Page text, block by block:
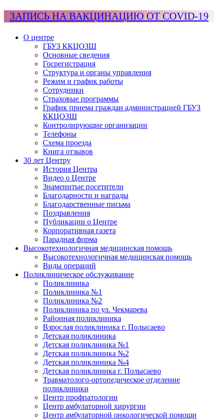
ЗАПИСЬ НА ВАКЦИНАЦИЮ ОТ COVID-19
О центре
ГБУЗ ККЦОЗШ
Основные сведения
Госрегистрация
Структура и органы управления
Режим и график работы
Сотрудники
Страховые программы
График приема граждан администрацией ГБУЗ
ККЦОЗШ
Контролирующие организации
Телефоны
Схема проезда
Книга отзывов
30 лет Центру
История Центра
Видео о Центре
Знаменитые посетители
Благодарности и награды
Благодарственные письма
Поздравления
Публикации о Центре
Корпоративная газета
Парадная форма
Высокотехнологичная медицинская помощь
Высокотехнологичная медицинская помощь
Виды операций
Поликлиническое обслуживание
Поликлиника
Поликлиника №1
Поликлиника №2
Поликлиника по ул. Чекмарева
Районная поликлиника
Взрослая поликлиника г. Полысаево
Детская поликлиника
Детская поликлиника №1
Детская поликлиника №2
Детская поликлиника №4
Детская поликлиника г. Полысаево
Травматолого-ортопедическое отделение
поликлиники
Центр профпатологии
Центр амбулаторной хирургии
Центр амбулаторной онкологической помощи